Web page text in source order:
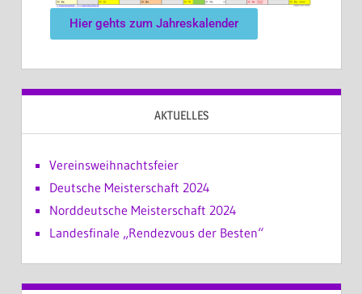
Hier gehts zum Jahreskalender
AKTUELLES
Vereinsweihnachtsfeier
Deutsche Meisterschaft 2024
Norddeutsche Meisterschaft 2024
Landesfinale „Rendezvous der Besten“